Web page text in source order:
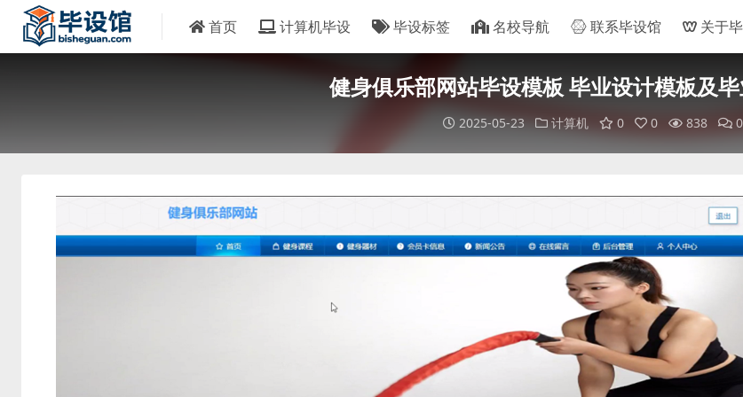
首页 计算机毕设 毕设标签 名校导航 联系毕设馆 关于
健身俱乐部网站毕设模板 毕业设计模板及
2025-05-23 计算机 0 0 838 0